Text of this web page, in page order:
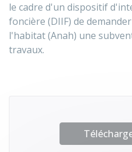
le cadre d'un dispositif
foncière (DIIF) de
l'habitat (Anah) une
travaux.